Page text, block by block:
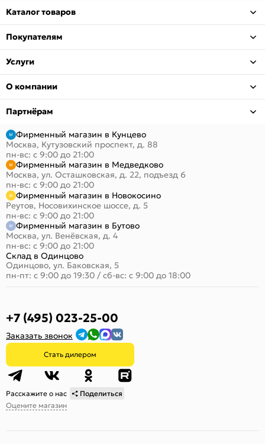
Каталог товаров
Покупателям
Услуги
О компании
Партнёрам
Фирменный магазин в Кунцево
Москва, Кутузовский проспект, д. 88
пн-вс: с 9:00 до 21:00
Фирменный магазин в Медведково
Москва, ул. Осташковская, д. 22, подъезд 6
пн-вс: с 9:00 до 21:00
Фирменный магазин в Новокосино
Реутов, Носовихинское шоссе, д. 5
пн-вс: с 9:00 до 21:00
Фирменный магазин в Бутово
Москва, ул. Венёвская, д. 4
пн-вс: с 9:00 до 21:00
Склад в Одинцово
Одинцово, ул. Баковская, 5
пн-пт: с 9:00 до 19:30 / сб-вс: с 9:00 до 18:00
+7 (495) 023-25-00
Заказать звонок
Стать дилером
Расскажите о нас
Поделиться
Оцените магазин